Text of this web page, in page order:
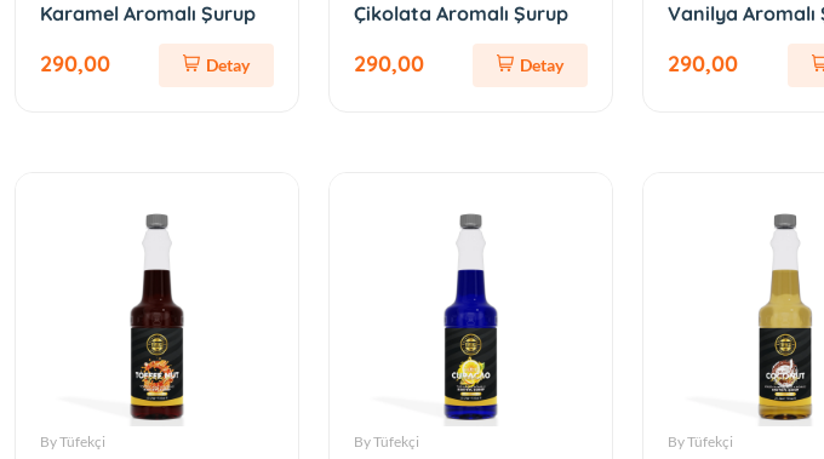
Karamel Aromalı Şurup
290,00 Detay
Çikolata Aromalı Şurup
290,00 Detay
Vanilya Aromalı
290,00
By Tüfekçi By Tüfekçi By Tüfekçi